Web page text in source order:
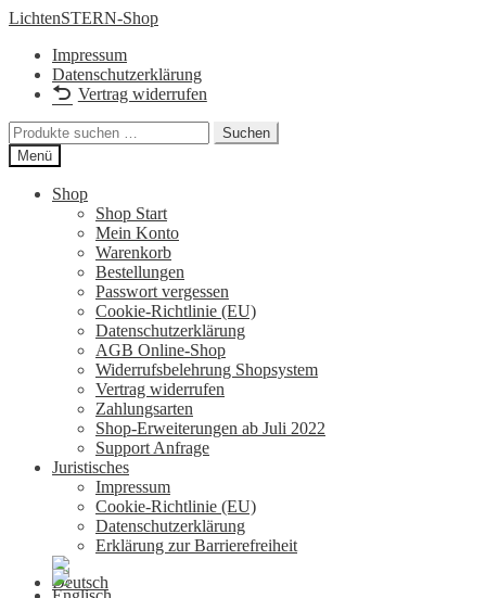
Zur
springen
Zum
springen
LichtenSTERN-Shop
Impressum
Datenschutzerklärung
Vertrag widerrufen
Suchen
nach:
Suchen
Menü
Shop
Shop Start
Mein Konto
Warenkorb
Bestellungen
Passwort vergessen
Cookie-Richtlinie (EU)
Datenschutzerklärung
AGB Online-Shop
Widerrufsbelehrung Shopsystem
Vertrag widerrufen
Zahlungsarten
Shop-Erweiterungen ab Juli 2022
Support Anfrage
Juristisches
Impressum
Cookie-Richtlinie (EU)
Datenschutzerklärung
Erklärung zur Barrierefreiheit